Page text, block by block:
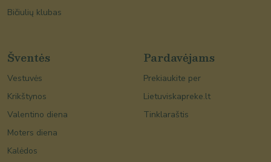
Bičiulių klubas
Šventės
Vestuvės
Krikštynos
Valentino diena
Moters diena
Kalėdos
Pardavėjams
Prekiaukite per
Lietuviskapreke.lt
Tinklaraštis